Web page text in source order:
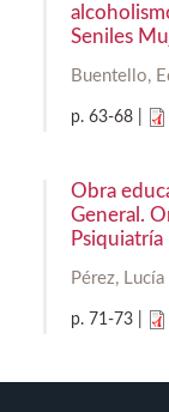
Seniles
Buentello,
p. 63-68|
Obra
General.
Psiquiatría
Pérez, Lucía
p. 71-73|